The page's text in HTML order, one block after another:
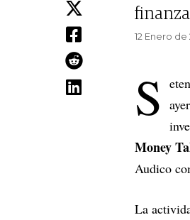
12 Enero de
S
Money
Audico
La